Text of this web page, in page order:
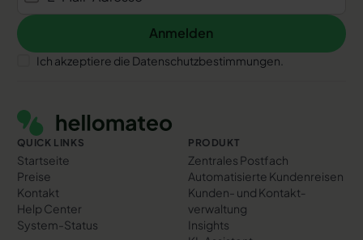
Anmelden
Anmelden
Ich akzeptiere die Datenschutzbestimmungen.
QUICK LINKS
Startseite
Preise
Kontakt
Help Center
System-Status
PRODUKT
Zentrales Postfach
Automatisierte Kundenreisen
Kunden- und Kontakt­
verwaltung
Insights